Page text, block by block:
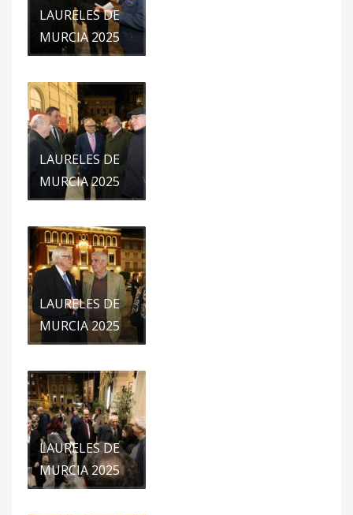
LAURELES DE
MURCIA 2025
LAURELES DE
MURCIA 2025
LAURELES DE
MURCIA 2025
LAURELES DE
MURCIA 2025